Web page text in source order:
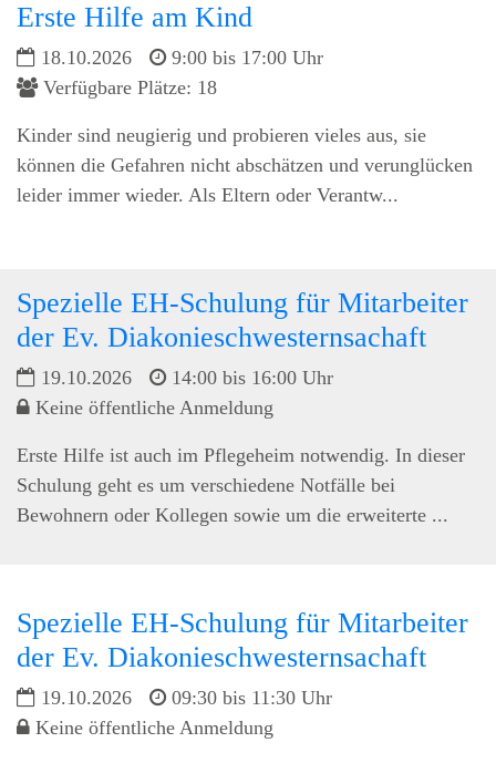
Erste Hilfe am Kind
18.10.2026
9:00 bis 17:00 Uhr
Verfügbare Plätze: 18
Kinder sind neugierig und probieren vieles aus, sie
können die Gefahren nicht abschätzen und verunglücken
leider immer wieder. Als Eltern oder Verantw...
Spezielle EH-Schulung für Mitarbeiter
der Ev. Diakonieschwesternsachaft
19.10.2026
14:00 bis 16:00 Uhr
Keine öffentliche Anmeldung
Erste Hilfe ist auch im Pflegeheim notwendig. In dieser
Schulung geht es um verschiedene Notfälle bei
Bewohnern oder Kollegen sowie um die erweiterte ...
Spezielle EH-Schulung für Mitarbeiter
der Ev. Diakonieschwesternsachaft
19.10.2026
09:30 bis 11:30 Uhr
Keine öffentliche Anmeldung